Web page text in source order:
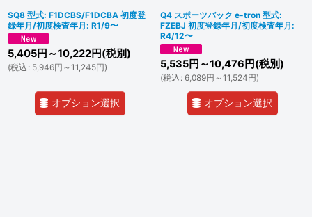
SQ8 型式: F1DCBS/F1DCBA 初度登
録年月/初度検査年月: R1/9〜
5,405円 ～10,222円(税別)
(税込 : 5,946円 ～11,245円)
オプション選択
Q4 スポーツバック e-tron 型式:
FZEBJ 初度登録年月/初度検査年月:
R4/12〜
5,535円 ～10,476 円(税別)
(税込 : 6,089円 ～11,524円)
オプション選択